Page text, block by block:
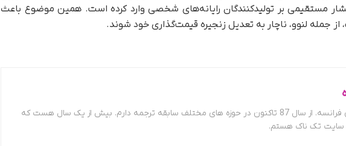
مستقیمی بر تولیدکنندگان رایانه‌های شخصی وارد کرده است. همین موضوع باعث
از جمله لنوو، ناچار به تعدیل زنجیره قیمت‌گذاری خود شوند.
کارشناسی مترجمی زبان فرانسه. از سال 87 تاکنون در حوزه های مختلف سابقه ترجمه دارم. بیش از یک سال هست که
سایت تک ناک هستم.